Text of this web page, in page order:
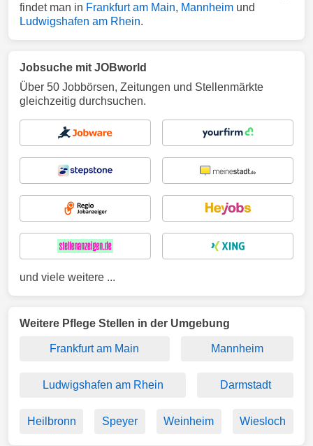
findet man in Frankfurt am Main, Mannheim und
Ludwigshafen am Rhein.
Jobsuche mit JOBworld
Über 50 Jobbörsen, Zeitungen und Stellenmärkte
gleichzeitig durchsuchen.
und viele weitere ...
Weitere Pflege Stellen in der Umgebung
Frankfurt am Main Mannheim
Ludwigshafen am Rhein Darmstadt
Heilbronn Speyer Weinheim Wiesloch